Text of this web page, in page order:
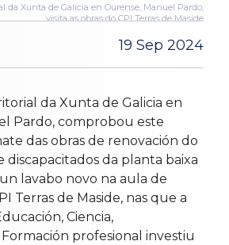
da Xunta de Galicia en Ourense, Manuel Pardo,
visita as obras do CPI Terras de Maside
19 Sep 2024
da Xunta de Galicia en
Pardo, comprobou este
das obras de renovación do
discapacitados da planta baixa
lavabo novo na aula de
Terras de Maside, nas que a
Ciencia,
profesional investiu